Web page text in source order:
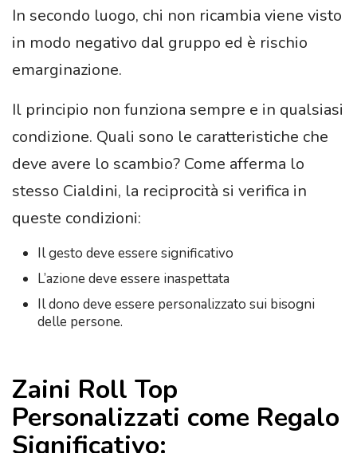
In secondo luogo, chi non ricambia viene visto
in modo negativo dal gruppo ed è rischio
emarginazione.
Il principio non funziona sempre e in qualsiasi
condizione. Quali sono le caratteristiche che
deve avere lo scambio? Come afferma lo
stesso Cialdini, la reciprocità si verifica in
queste condizioni:
Il gesto deve essere significativo
L’azione deve essere inaspettata
Il dono deve essere personalizzato sui bisogni
delle persone.
Zaini Roll Top
Personalizzati come Regalo
Significativo: